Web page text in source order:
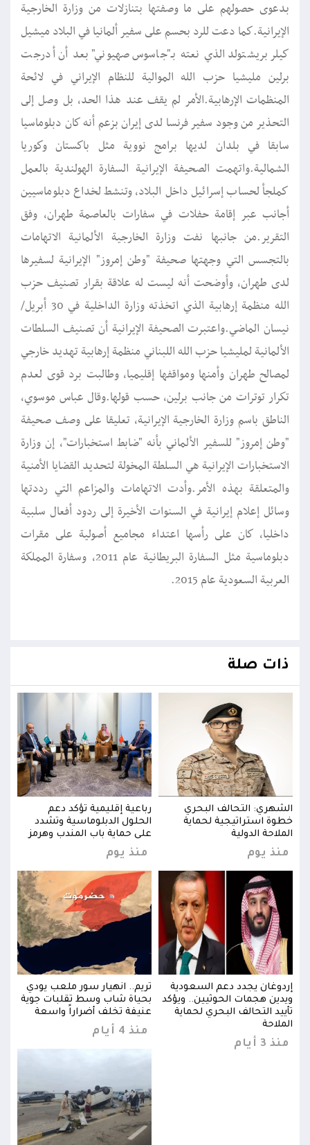
بدعوى حصولهم على ما وصفتها بتنازلات من وزارة الخارجية
الإيرانية.كما دعت للرد بحسم على سفير ألمانيا في البلاد ميشيل
كيلر بريشتولد الذي نعته بـ"جاسوس صهيوني" بعد أن أدرجت
برلين مليشيا حزب الله الموالية للنظام الإيراني في لائحة
المنظمات الإرهابية.الأمر لم يقف عند هذا الحد، بل وصل إلى
التحذير من وجود سفير فرنسا لدى إيران بزعم أنه كان دبلوماسيا
سابقا في بلدان لديها برامج نووية مثل باكستان وكوريا
الشمالية.واتهمت الصحيفة الإيرانية السفارة الهولندية بالعمل
كملجأ لحساب إسرائيل داخل البلاد، وتنشط لخداع دبلوماسيين
أجانب عبر إقامة حفلات في سفارات بالعاصمة طهران، وفق
التقرير.من جانبها نفت وزارة الخارجية الألمانية الاتهامات
بالتجسس التي وجهتها صحيفة "وطن إمروز" الإيرانية لسفيرها
لدى طهران، وأوضحت أنه ليست له علاقة بقرار تصنيف حزب
الله منظمة إرهابية الذي اتخذته وزارة الداخلية في 30 أبريل/
نيسان الماضي.واعتبرت الصحيفة الإيرانية أن تصنيف السلطات
الألمانية لمليشيا حزب الله اللبناني منظمة إرهابية تهديد خارجي
لمصالح طهران وأمنها ومواقفها إقليميا، وطالبت برد قوى لعدم
تكرار توترات من جانب برلين، حسب قولها.وقال عباس موسوي،
الناطق باسم وزارة الخارجية الإيرانية، تعليقا على وصف صحيفة
"وطن إمروز" للسفير الألماني بأنه "ضابط استخبارات"، إن وزارة
الاستخبارات الإيرانية هي السلطة المخولة لتحديد القضايا الأمنية
والمتعلقة بهذه الأمر.وأدت الاتهامات والمزاعم التي رددتها
وسائل إعلام إيرانية في السنوات الأخيرة إلى ردود أفعال سلبية
داخليا، كان على رأسها اعتداء مجاميع أصولية على مقرات
دبلوماسية مثل السفارة البريطانية عام 2011، وسفارة المملكة
العربية السعودية عام 2015.
ذات صلة
الشهري: التحالف البحري
خطوة استراتيجية لحماية
الملاحة الدولية
منذ يوم
رباعية إقليمية تؤكد دعم
الحلول الدبلوماسية وتشدد
على حماية باب المندب وهرمز
منذ يوم
إردوغان يجدد دعم السعودية
ويدين هجمات الحوثيين.. ويؤكد
تأييد التحالف البحري لحماية
الملاحة
منذ 3 أيام
تريم.. انهيار سور ملعب يودي
بحياة شاب وسط تقلبات جوية
عنيفة تخلف أضراراً واسعة
منذ 4 أيام